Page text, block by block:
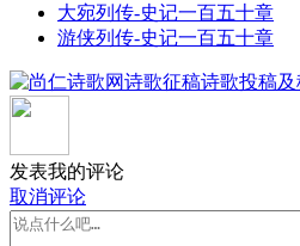
大宛列传-史记一百五十章
游侠列传-史记一百五十章
发表我的评论
取消评论